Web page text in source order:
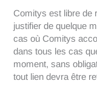
Comitys est libre de
justifier de quelque
cas où Comitys
dans tous les cas
moment, sans
tout lien devra être